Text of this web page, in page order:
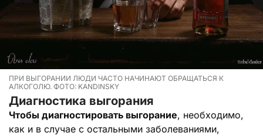
ПРИ ВЫГОРАНИИ ЛЮДИ ЧАСТО НАЧИНАЮТ ОБРАЩАТЬСЯ К
АЛКОГОЛЮ. ФОТО: KANDINSKY
Диагностика выгорания
Чтобы диагностировать выгорание, необходимо,
как и в случае с остальными заболеваниями,